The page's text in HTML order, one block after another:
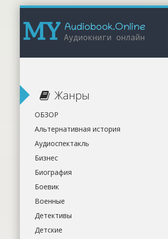
Жанры
ОБЗОР
Альтернативная история
Аудиоспектакль
Бизнес
Биография
Боевик
Военные
Детективы
Детские